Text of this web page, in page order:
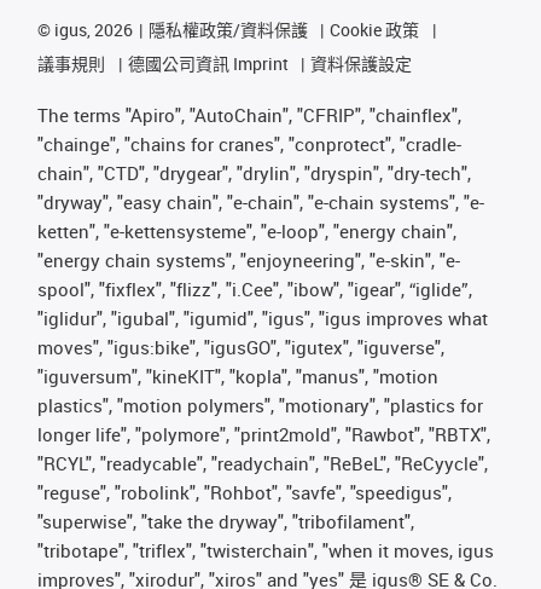
© igus, 2026 隱私權政策/資料保護
Cookie 政策
議事規則
德國公司資訊 Imprint 資料保護設定
The terms "Apiro", "AutoChain", "CFRIP", "chainflex",
"chainge", "chains for cranes", "conprotect", "cradle-
chain", "CTD", "drygear", "drylin", "dryspin", "dry-tech",
"dryway", "easy chain", "e-chain", "e-chain systems", "e-
ketten", "e-kettensysteme", "e-loop", "energy chain",
"energy chain systems", "enjoyneering", "e-skin", "e-
spool", "fixflex", "flizz", "i.Cee", "ibow", "igear", “iglide”,
"iglidur", "igubal", "igumid", "igus", "igus improves what
moves", "igus:bike", "igusGO", "igutex", "iguverse",
"iguversum", "kineKIT", "kopla", "manus", "motion
plastics", "motion polymers", "motionary", "plastics for
longer life", "polymore", "print2mold", "Rawbot", "RBTX",
"RCYL", "readycable", "readychain", "ReBeL", "ReCyycle",
"reguse", "robolink", "Rohbot", "savfe", "speedigus",
"superwise", "take the dryway", "tribofilament",
"tribotape", "triflex", "twisterchain", "when it moves, igus
improves", "xirodur", "xiros" and "yes" 是 igus® SE & Co.